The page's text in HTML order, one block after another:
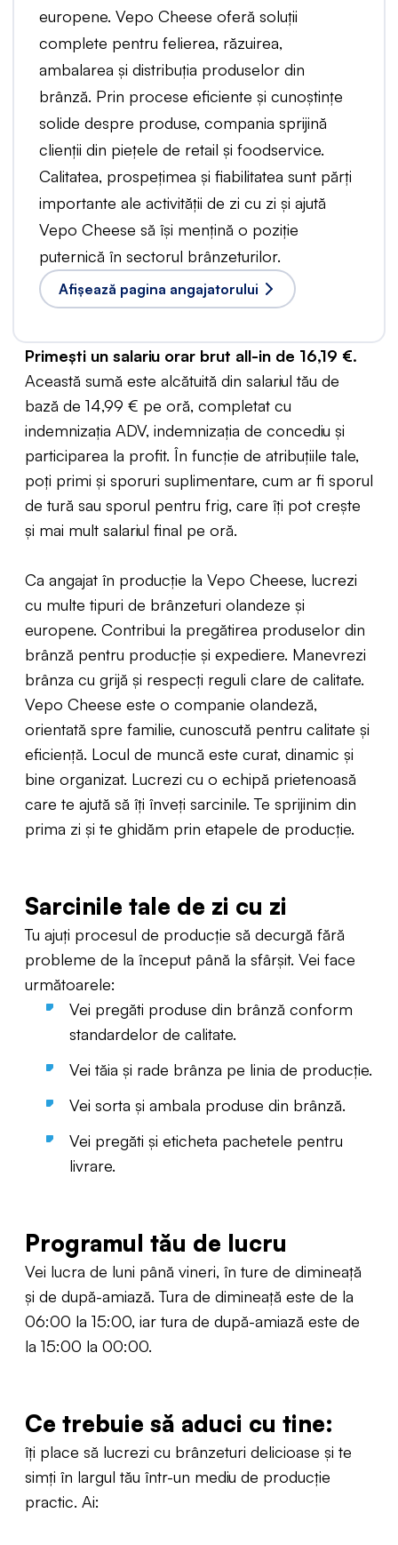
europene. Vepo Cheese oferă soluții
complete pentru felierea, răzuirea,
ambalarea și distribuția produselor din
brânză. Prin procese eficiente și cunoștințe
solide despre produse, compania sprijină
clienții din piețele de retail și foodservice.
Calitatea, prospețimea și fiabilitatea sunt părți
importante ale activității de zi cu zi și ajută
Vepo Cheese să își mențină o poziție
puternică în sectorul brânzeturilor.
Afișează pagina angajatorului
Primești un salariu orar brut all-in de 16,19 €.
Această sumă este alcătuită din salariul tău de
bază de 14,99 € pe oră, completat cu
indemnizația ADV, indemnizația de concediu și
participarea la profit. În funcție de atribuțiile tale,
poți primi și sporuri suplimentare, cum ar fi sporul
de tură sau sporul pentru frig, care îți pot crește
și mai mult salariul final pe oră.
Ca angajat în producție la Vepo Cheese, lucrezi
cu multe tipuri de brânzeturi olandeze și
europene. Contribui la pregătirea produselor din
brânză pentru producție și expediere. Manevrezi
brânza cu grijă și respecți reguli clare de calitate.
Vepo Cheese este o companie olandeză,
orientată spre familie, cunoscută pentru calitate și
eficiență. Locul de muncă este curat, dinamic și
bine organizat. Lucrezi cu o echipă prietenoasă
care te ajută să îți înveți sarcinile. Te sprijinim din
prima zi și te ghidăm prin etapele de producție.
Sarcinile tale de zi cu zi
Tu ajuți procesul de producție să decurgă fără
probleme de la început până la sfârșit. Vei face
următoarele:
Vei pregăti produse din brânză conform
standardelor de calitate.
Vei tăia și rade brânza pe linia de producție.
Vei sorta și ambala produse din brânză.
Vei pregăti și eticheta pachetele pentru
livrare.
Programul tău de lucru
Vei lucra de luni până vineri, în ture de dimineață
și de după-amiază. Tura de dimineață este de la
06:00 la 15:00, iar tura de după-amiază este de
la 15:00 la 00:00.
Ce trebuie să aduci cu tine:
îți place să lucrezi cu brânzeturi delicioase și te
simți în largul tău într-un mediu de producție
practic. Ai: